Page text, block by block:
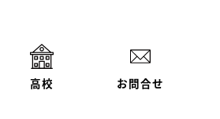
高校 お問合せ